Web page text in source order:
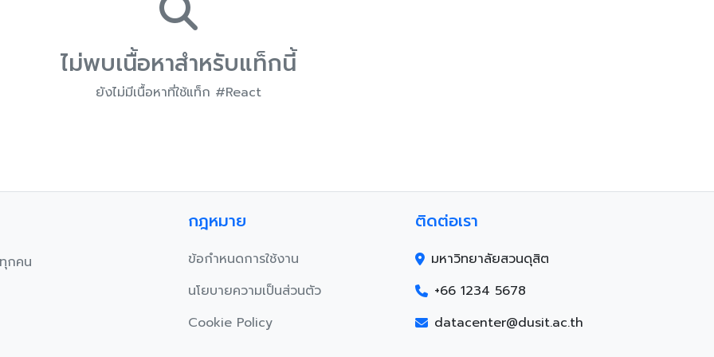
ไม่พบเนื้อหาสำหรับแท็กนี้
ยังไม่มีเนื้อหาที่ใช้แท็ก #React
กคน
กฎหมาย
ข้อกำหนดการใช้งาน
นโยบายความเป็นส่วนตัว
Cookie Policy
ติดต่อเรา
มหาวิทยาลัยสวนดุสิต
+66 1234 5678
datacenter@dusit.ac.th